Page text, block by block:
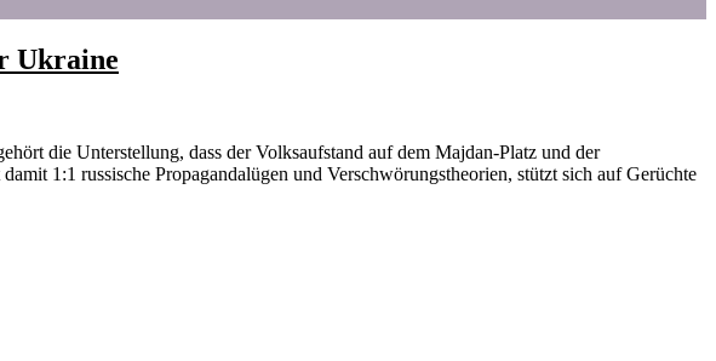
Ukraine
die Unterstellung, dass der Volksaufstand auf dem Majdan-Platz und der
1:1 russische Propagandalügen und Verschwörungstheorien, stützt sich auf Gerüchte